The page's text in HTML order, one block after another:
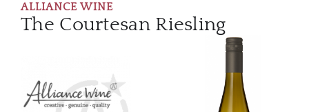
ALLIANCE WINE
The Courtesan Riesling